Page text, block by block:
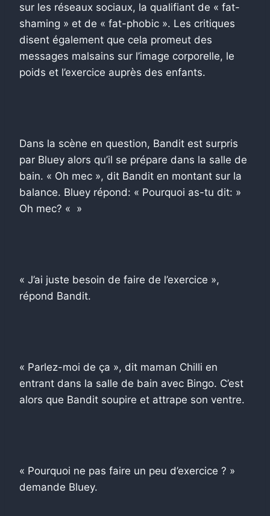
sur les réseaux sociaux, la qualifiant de « fat-
shaming » et de « fat-phobic ». Les critiques
disent également que cela promeut des
messages malsains sur l’image corporelle, le
poids et l’exercice auprès des enfants.
Dans la scène en question, Bandit est surpris
par Bluey alors qu’il se prépare dans la salle de
bain. « Oh mec », dit Bandit en montant sur la
balance. Bluey répond: « Pourquoi as-tu dit: »
Oh mec? « »
« J’ai juste besoin de faire de l’exercice »,
répond Bandit.
« Parlez-moi de ça », dit maman Chilli en
entrant dans la salle de bain avec Bingo. C’est
alors que Bandit soupire et attrape son ventre.
« Pourquoi ne pas faire un peu d’exercice ? »
demande Bluey.